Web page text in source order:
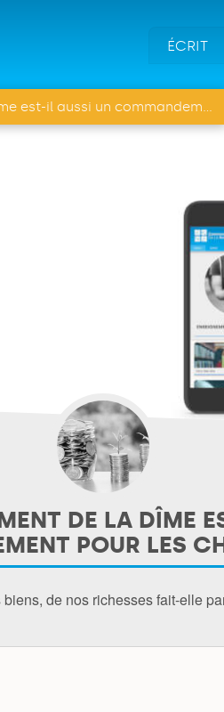
ÉCRIT
un commandement pour les chrétiens ?
DE LA DÎME
POUR LES
de nos richesses fait-elle